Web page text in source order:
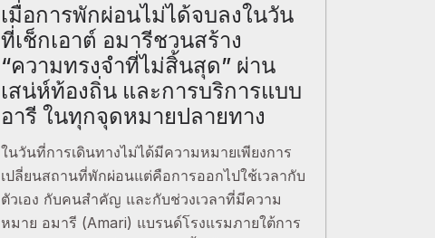
เมื่อการพักผ่อนไม่ได้จบลงในวัน
ที่เช็กเอาต์ อมารีชวนสร้าง
“ความทรงจำที่ไม่สิ้นสุด” ผ่าน
เสน่ห์ท้องถิ่น และการบริการแบบ
อารี ในทุกจุดหมายปลายทาง
ในวันที่การเดินทางไม่ได้มีความหมายเพียงการ
เปลี่ยนสถานที่พักผ่อนแต่คือการออกไปใช้เวลากับ
ตัวเอง กับคนสำคัญ และกับช่วงเวลาที่มีความ
หมาย อมารี (Amari) แบรนด์โรงแรมภายใต้การ